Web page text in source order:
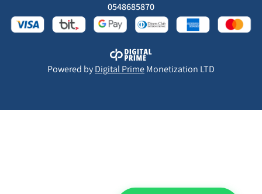
0548685870
Powered byDigital PrimeMonetization LTD